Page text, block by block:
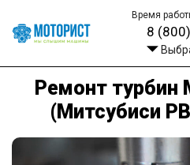
Время
8
Ремонт турбин
(Митсубиси